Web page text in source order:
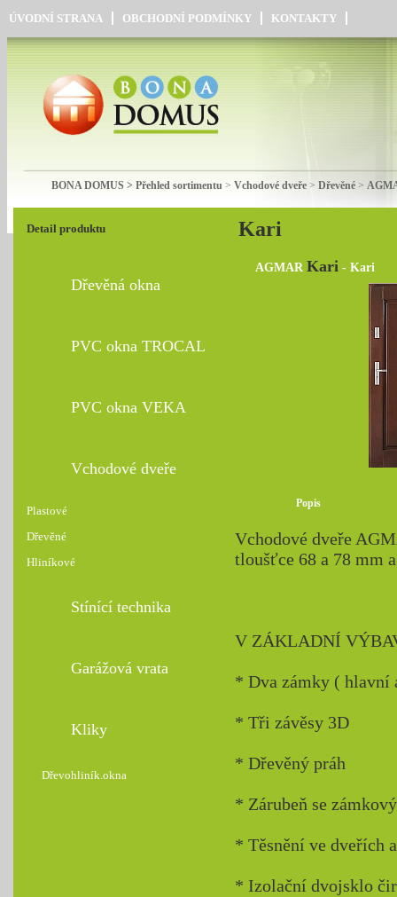
ÚVODNÍ STRANA OBCHODNÍ PODMÍNKY KONTAKTY
BONA DOMUS > Přehled sortimentu > Vchodové dveře > Dřevěné >
Detail produktu Kari
Dřevěná okna
PVC okna TROCAL
PVC okna VEKA
Vchodové dveře
Plastové
Dřevěné
Hliníkové
Stínící technika
Garážová vrata
Kliky
Dřevohliník.okna
AGMAR Kari - Kari
Popis
Vchodové dveře
tloušťce 68 a 78 mm
V ZÁKLADNÍ
* Dva zámky ( hlavní
* Tři závěsy 3D
* Dřevěný práh
* Zárubeň se
* Těsnění ve dveřích
* Izolační dvojsklo